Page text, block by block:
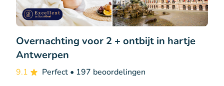
Overnachting voor 2 + ontbijt in hartje
Antwerpen
9.1 Perfect • 197 beoordelingen